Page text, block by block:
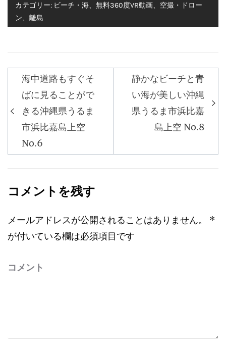
カテゴリー: ビーチ・海、 無料360度VR動画、 空撮・ドロー
ン、 離島
投
稿
ナ
ビ
ゲ
シ
ョ
ン
海中道路もすぐそ
ばに見ることがで
きる沖縄県うるま
市浜比嘉島上空
No.6
静かなビーチと青
い海が美しい沖縄
県うるま市浜比嘉
島上空 No.8
コメントを残す
メールアドレスが公開されることはありません。
*
が付いている欄は必須項目です
コメント